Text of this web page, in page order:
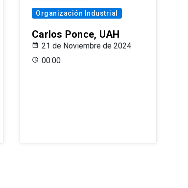
Organización Industrial
Carlos Ponce, UAH
21 de Noviembre de 2024
00:00